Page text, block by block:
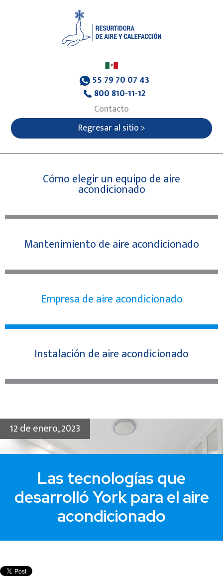
55 79 70 07 43
800 810-11-12
Contacto
Regresar al sitio >
Cómo elegir un equipo de aire
acondicionado
Mantenimiento de aire acondicionado
Empresa de aire acondicionado
Instalación de aire acondicionado
12 de enero, 2023
Las tecnologías que
desarrolló York para el aire
acondicionado